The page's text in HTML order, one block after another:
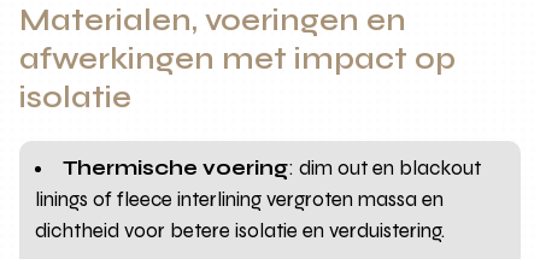
Materialen, voeringen en
afwerkingen met impact op
isolatie
Thermische voering: dim out en blackout
linings of fleece interlining vergroten massa en
dichtheid voor betere isolatie en verduistering.